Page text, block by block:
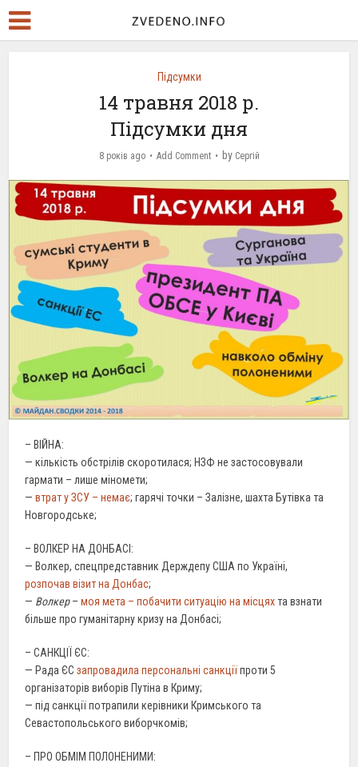
Підсумки
14 травня 2018 р.
Підсумки дня
8 років ago Add Comment by Сергій
– ВІЙНА:
— кількість обстрілів скоротилася; НЗФ не застосовували
гармати – лише міномети;
—втрат у ЗСУ – немає; гарячі точки – Залізне, шахта Бутівка та
Новгородське;
– ВОЛКЕР НА ДОНБАСІ:
— Волкер, спецпредставник Держдепу США по Україні,
розпочав візит на Донбас;
— Волкер–моя мета – побачити ситуацію на місцяхта взнати
більше про гуманітарну кризу на Донбасі;
– САНКЦІЇ ЄС:
— Рада ЄСзапровадила персональні санкціїпроти 5
організаторів виборів Путіна в Криму;
— під санкції потрапили керівники Кримського та
Севастопольського виборчкомів;
– ПРО ОБМІМ ПОЛОНЕНИМИ: